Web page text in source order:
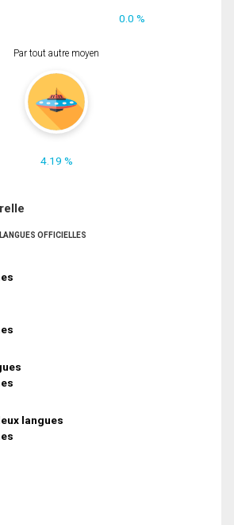
0.0 %
Par tout autre moyen
4.19 %
OFFICIELLES
langues